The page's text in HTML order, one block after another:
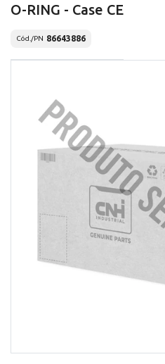
O-RING - Case CE
Cód./PN 86643886